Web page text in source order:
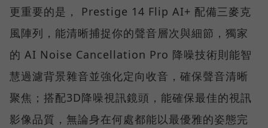
更重要的是， Prestige 14 Flip AI+ 配備三麥克
風陣列，能清晰捕捉你的聲音層次與細節，獨家
的 AI Noise Cancellation Pro 降噪技術則能智
慧過濾背景雜音並強化定向收音，確保聲音清晰
聚焦；搭配3D降噪視訊鏡頭，能確保最佳的視訊
影像品質，無論身在何處都能以最優雅的姿態完